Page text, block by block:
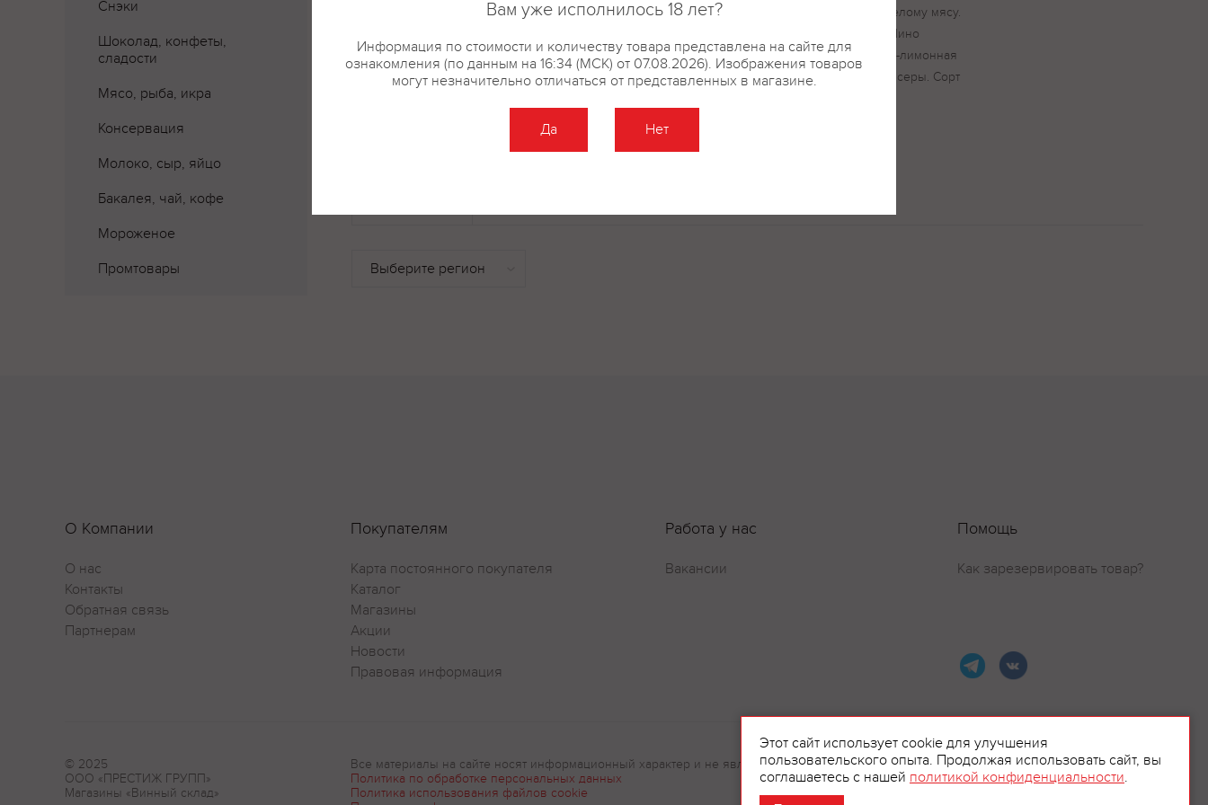
Снэки
Шоколад, конфеты,
сладости
Мясо, рыба, икра
Консервация
Молоко, сыр, яйцо
Бакалея, чай, кофе
Мороженое
Промтовары
различным морепродуктам и нежным сырам,белому мясу.
Состав:виноград сортов:Каберне Совиньон и Пино
Нуар;пищевые добавки:регулятор кислотности-лимонная
кислота,антиокислитель и консервант-диоксид серы. Сорт
Оставить отзыв
О Компании
О нас
Контакты
Обратная связь
Партнерам
Покупателям
Карта постоянного покупателя
Каталог
Магазины
Акции
Новости
Правовая информация
Работа у нас
Вакансии
Помощь
Как зарезервировать товар?
© 2025
ООО «ПРЕСТИЖ ГРУПП»
Магазины «Винный склад»
Все материалы на сайте носят информационный характер и не являются рекламой.
Политика по обработке персональных данных
Политика использования файлов cookie
Этот сайт использует cookie для улучшения
пользовательского опыта. Продолжая использовать сайт, вы
соглашаетесь с нашей политикой конфиденциальности.
Вам уже исполнилось 18 лет?
Информация по стоимости и количеству товара представлена на сайте для
ознакомления (по данным на 16:34 (МСК) от 07.08.2026). Изображения товаров
могут незначительно отличаться от представленных в магазине.
Да Нет